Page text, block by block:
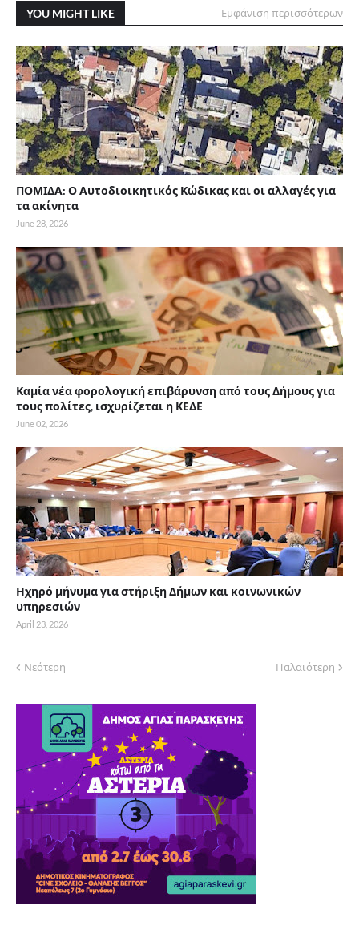
YOU MIGHT LIKE Εμφάνιση περισσότερων
ΠΟΜΙΔΑ: Ο Αυτοδιοικητικός Κώδικας και οι αλλαγές για
τα ακίνητα
June 28, 2026
Καμία νέα φορολογική επιβάρυνση από τους Δήμους για
τους πολίτες, ισχυρίζεται η ΚΕΔΕ
June 02, 2026
Ηχηρό μήνυμα για στήριξη Δήμων και κοινωνικών
υπηρεσιών
April 23, 2026
Νεότερη Παλαιότερη